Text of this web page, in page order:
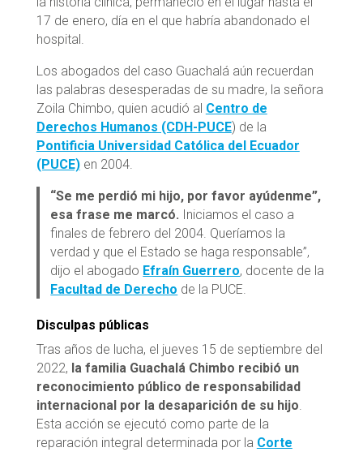
17 de enero, día en el que habría abandonado el
hospital.
Los abogados del caso Guachalá aún recuerdan
las palabras desesperadas de su madre, la señora
Zoila Chimbo, quien acudió al Centro de
Derechos Humanos (CDH-PUCE) de la
Pontificia Universidad Católica del Ecuador
(PUCE)en 2004.
“Se me perdió mi hijo, por favor ayúdenme”,
esa frase me marcó. Iniciamos el caso a
finales de febrero del 2004. Queríamos la
verdad y que el Estado se haga responsable”,
dijo el abogado Efraín Guerrero, docente de la
Facultad de Derecho de la PUCE.
Disculpas públicas
Tras años de lucha, el jueves 15 de septiembre del
2022, la familia Guachalá Chimbo recibió un
reconocimiento público de responsabilidad
internacional por la desaparición de su hijo
Esta acción se ejecutó como parte de la
reparación integral determinada por la Corte